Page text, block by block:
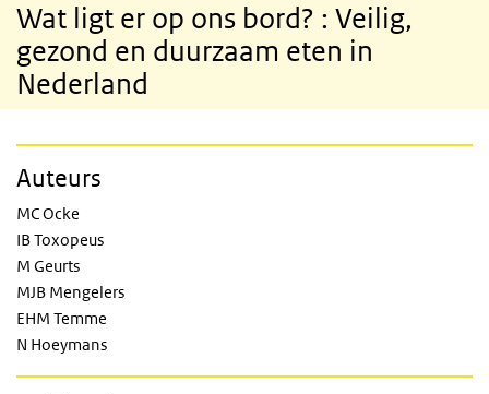
Wat ligt er op ons bord? : Veilig,
gezond en duurzaam eten in
Nederland
Auteurs
MC Ocke
IB Toxopeus
M Geurts
MJB Mengelers
EHM Temme
N Hoeymans